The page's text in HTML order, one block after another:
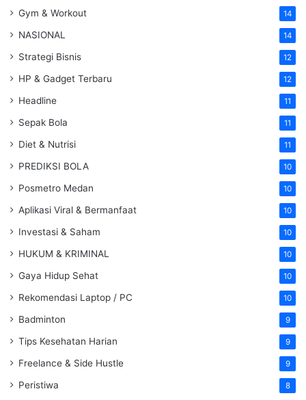
Gym & Workout 14
NASIONAL 14
Strategi Bisnis 12
HP & Gadget Terbaru 12
Headline 11
Sepak Bola 11
Diet & Nutrisi 11
PREDIKSI BOLA 10
Posmetro Medan 10
Aplikasi Viral & Bermanfaat 10
Investasi & Saham 10
HUKUM & KRIMINAL 10
Gaya Hidup Sehat 10
Rekomendasi Laptop / PC 10
Badminton 9
Tips Kesehatan Harian 9
Freelance & Side Hustle 9
Peristiwa 8